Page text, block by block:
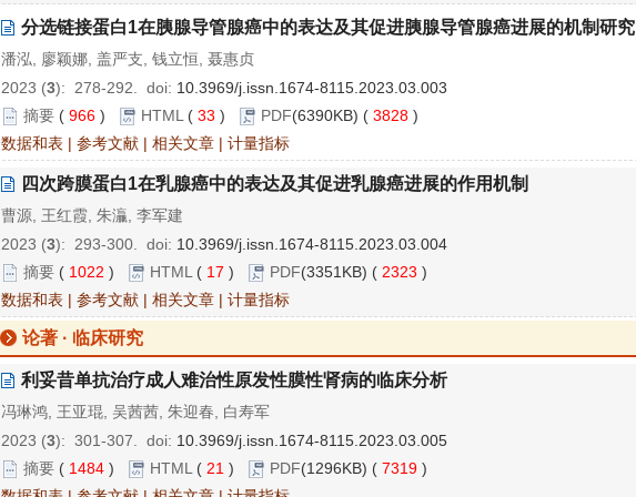
分选链接蛋白1在胰腺导管腺癌中的表达及其促进胰腺导管腺癌进展的机制研究
潘泓, 廖颖娜, 盖严支, 钱立恒, 聂惠贞
2023 (3): 278-292. doi: 10.3969/j.issn.1674-8115.2023.03.003
摘要 ( 966 ) HTML ( 33 ) PDF(6390KB) ( 3828 )
数据和表 | 参考文献 | 相关文章 | 计量指标
四次跨膜蛋白1在乳腺癌中的表达及其促进乳腺癌进展的作用机制
曹源, 王红霞, 朱灜, 李军建
2023 (3): 293-300. doi: 10.3969/j.issn.1674-8115.2023.03.004
摘要 ( 1022 ) HTML ( 17 ) PDF(3351KB) ( 2323 )
数据和表 | 参考文献 | 相关文章 | 计量指标
论著 · 临床研究
利妥昔单抗治疗成人难治性原发性膜性肾病的临床分析
冯琳鸿, 王亚琨, 吴茜茜, 朱迎春, 白寿军
2023 (3): 301-307. doi: 10.3969/j.issn.1674-8115.2023.03.005
摘要 ( 1484 ) HTML ( 21 ) PDF(1296KB) ( 7319 )